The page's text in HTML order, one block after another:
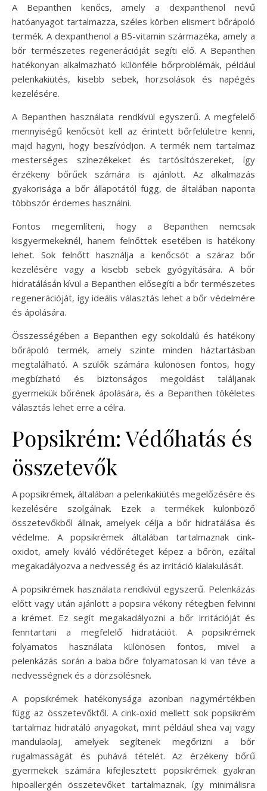
A Bepanthen kenőcs, amely a dexpanthenol nevű
hatóanyagot tartalmazza, széles körben elismert bőrápoló
termék. A dexpanthenol a B5-vitamin származéka, amely a
bőr természetes regenerációját segíti elő. A Bepanthen
hatékonyan alkalmazható különféle bőrproblémák, például
pelenkakiütés, kisebb sebek, horzsolások és napégés
kezelésére.
A Bepanthen használata rendkívül egyszerű. A megfelelő
mennyiségű kenőcsöt kell az érintett bőrfelületre kenni,
majd hagyni, hogy beszívódjon. A termék nem tartalmaz
mesterséges színezékeket és tartósítószereket, így
érzékeny bőrűek számára is ajánlott. Az alkalmazás
gyakorisága a bőr állapotától függ, de általában naponta
többször érdemes használni.
Fontos megemlíteni, hogy a Bepanthen nemcsak
kisgyermekeknél, hanem felnőttek esetében is hatékony
lehet. Sok felnőtt használja a kenőcsöt a száraz bőr
kezelésére vagy a kisebb sebek gyógyítására. A bőr
hidratálásán kívül a Bepanthen elősegíti a bőr természetes
regenerációját, így ideális választás lehet a bőr védelmére
és ápolására.
Összességében a Bepanthen egy sokoldalú és hatékony
bőrápoló termék, amely szinte minden háztartásban
megtalálható. A szülők számára különösen fontos, hogy
megbízható és biztonságos megoldást találjanak
gyermekük bőrének ápolására, és a Bepanthen tökéletes
választás lehet erre a célra.
Popsikrém: Védőhatás és
összetevők
A popsikrémek, általában a pelenkakiütés megelőzésére és
kezelésére szolgálnak. Ezek a termékek különböző
összetevőkből állnak, amelyek célja a bőr hidratálása és
védelme. A popsikrémek általában tartalmaznak cink-
oxidot, amely kiváló védőréteget képez a bőrön, ezáltal
megakadályozva a nedvesség és az irritáció kialakulását.
A popsikrémek használata rendkívül egyszerű. Pelenkázás
előtt vagy után ajánlott a popsira vékony rétegben felvinni
a krémet. Ez segít megakadályozni a bőr irritációját és
fenntartani a megfelelő hidratációt. A popsikrémek
folyamatos használata különösen fontos, mivel a
pelenkázás során a baba bőre folyamatosan ki van téve a
nedvességnek és a dörzsölésnek.
A popsikrémek hatékonysága azonban nagymértékben
függ az összetevőktől. A cink-oxid mellett sok popsikrém
tartalmaz hidratáló anyagokat, mint például shea vaj vagy
mandulaolaj, amelyek segítenek megőrizni a bőr
rugalmasságát és puhává tételét. Az érzékeny bőrű
gyermekek számára kifejlesztett popsikrémek gyakran
hipoallergén összetevőket tartalmaznak, így minimálisra